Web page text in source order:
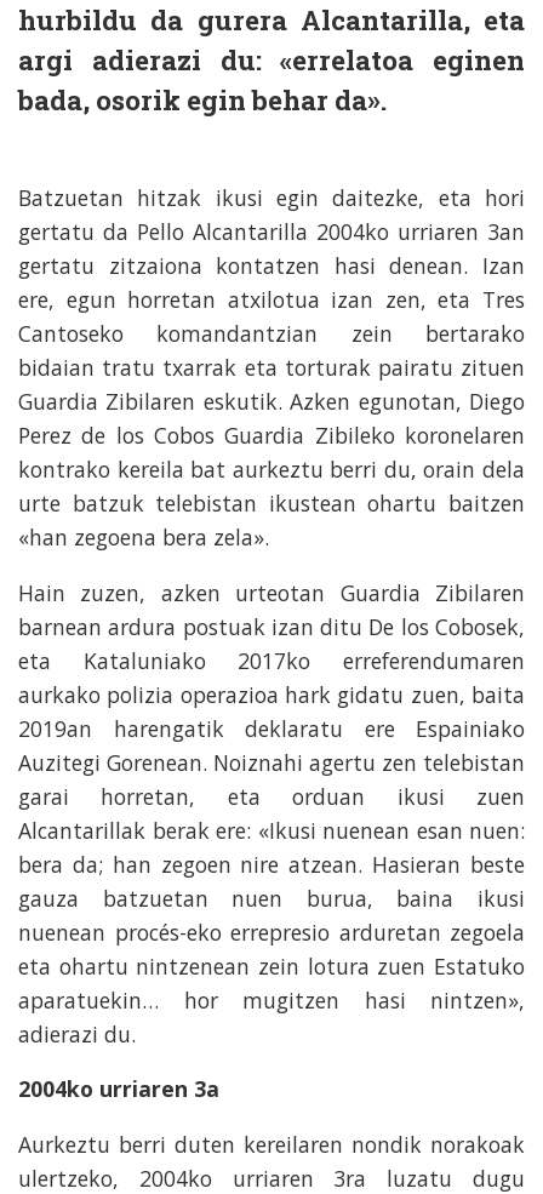
hurbildu da gurera Alcantarilla, eta
argi adierazi du: «errelatoa eginen
bada, osorik egin behar da».
Batzuetan hitzak ikusi egin daitezke, eta hori
gertatu da Pello Alcantarilla 2004ko urriaren 3an
gertatu zitzaiona kontatzen hasi denean. Izan
ere, egun horretan atxilotua izan zen, eta Tres
Cantoseko komandantzian zein bertarako
bidaian tratu txarrak eta torturak pairatu zituen
Guardia Zibilaren eskutik. Azken egunotan, Diego
Perez de los Cobos Guardia Zibileko koronelaren
kontrako kereila bat aurkeztu berri du, orain dela
urte batzuk telebistan ikustean ohartu baitzen
«han zegoena bera zela».
Hain zuzen, azken urteotan Guardia Zibilaren
barnean ardura postuak izan ditu De los Cobosek,
eta Kataluniako 2017ko erreferendumaren
aurkako polizia operazioa hark gidatu zuen, baita
2019an harengatik deklaratu ere Espainiako
Auzitegi Gorenean. Noiznahi agertu zen telebistan
garai horretan, eta orduan ikusi zuen
Alcantarillak berak ere: «Ikusi nuenean esan nuen:
bera da; han zegoen nire atzean. Hasieran beste
gauza batzuetan nuen burua, baina ikusi
nuenean procés-eko errepresio arduretan zegoela
eta ohartu nintzenean zein lotura zuen Estatuko
aparatuekin… hor mugitzen hasi nintzen»,
adierazi du.
2004ko urriaren 3a
Aurkeztu berri duten kereilaren nondik norakoak
ulertzeko, 2004ko urriaren 3ra luzatu dugu